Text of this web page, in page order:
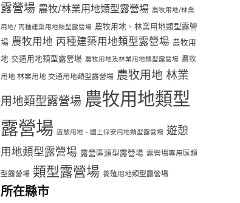
露營場 農牧/林業用地類型露營場 農牧用地/林業
用地/ 丙種建築用地類型露營場 農牧用地、林業用地類型露營
場 農牧用地 丙種建築用地類型露營場 農牧用
地 交通用地類型露營場 農牧用地及林業用地類型露營場 農牧
用地 林業用地 交通用地類型露營場 農牧用地 林業
用地類型露營場 農牧用地類型
露營場 遊憩用地、國土保安用地類型露營場 遊憩
用地類型露營場 露營區類型露營場 露營場專用區類
型露營場 類型露營場 養殖用地類型露營場
所在縣市